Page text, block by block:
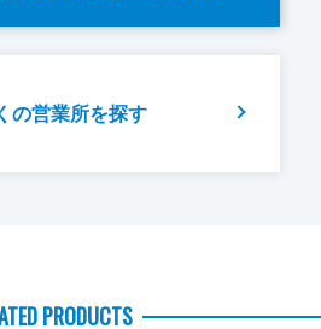
の営業所を探す
PRODUCTS